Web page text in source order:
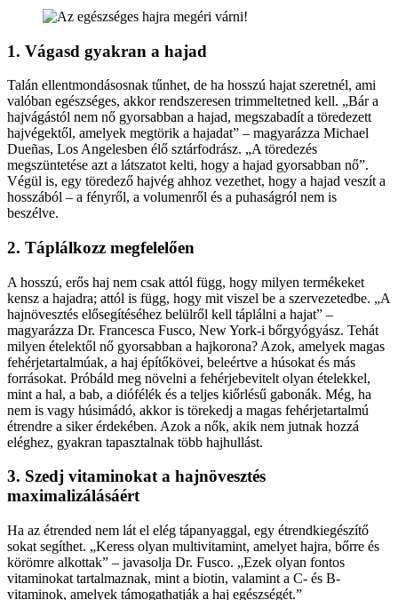
1. Vágasd gyakran a hajad
Talán ellentmondásosnak tűnhet, de ha hosszú hajat szeretnél, ami
valóban egészséges, akkor rendszeresen trimmeltetned kell. „Bár a
hajvágástól nem nő gyorsabban a hajad, megszabadít a töredezett
hajvégektől, amelyek megtörik a hajadat” – magyarázza Michael
Dueñas, Los Angelesben élő sztárfodrász. „A töredezés
megszüntetése azt a látszatot kelti, hogy a hajad gyorsabban nő”.
Végül is, egy töredező hajvég ahhoz vezethet, hogy a hajad veszít a
hosszából – a fényről, a volumenről és a puhaságról nem is
beszélve.
2. Táplálkozz megfelelően
A hosszú, erős haj nem csak attól függ, hogy milyen termékeket
kensz a hajadra; attól is függ, hogy mit viszel be a szervezetedbe. „A
hajnövesztés elősegítéséhez belülről kell táplálni a hajat” –
magyarázza Dr. Francesca Fusco, New York-i bőrgyógyász. Tehát
milyen ételektől nő gyorsabban a hajkorona? Azok, amelyek magas
fehérjetartalmúak, a haj építőkövei, beleértve a húsokat és más
forrásokat. Próbáld meg növelni a fehérjebevitelt olyan ételekkel,
mint a hal, a bab, a diófélék és a teljes kiőrlésű gabonák. Még, ha
nem is vagy húsimádó, akkor is törekedj a magas fehérjetartalmú
étrendre a siker érdekében. Azok a nők, akik nem jutnak hozzá
eléghez, gyakran tapasztalnak több hajhullást.
3. Szedj vitaminokat a hajnövesztés
maximalizálásáért
Ha az étrended nem lát el elég tápanyaggal, egy étrendkiegészítő
sokat segíthet. „Keress olyan multivitamint, amelyet hajra, bőrre és
körömre alkottak” – javasolja Dr. Fusco. „Ezek olyan fontos
vitaminokat tartalmaznak, mint a biotin, valamint a C- és B-
vitaminok, amelyek támogathatják a haj egészségét.”